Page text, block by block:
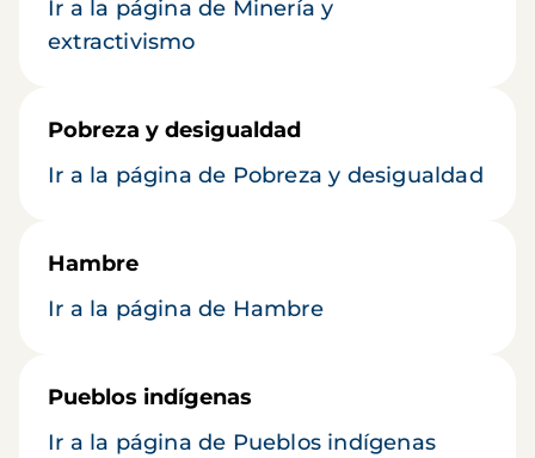
Ir a la página de Minería y
extractivismo
Pobreza y desigualdad
Ir a la página de Pobreza y desigualdad
Hambre
Ir a la página de Hambre
Pueblos indígenas
Ir a la página de Pueblos indígenas